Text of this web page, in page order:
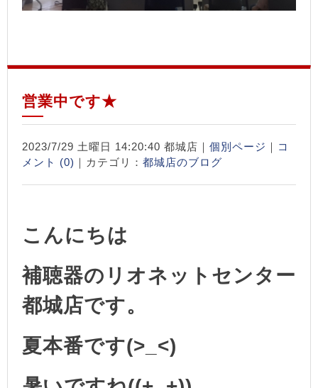
営業中です★
2023/7/29 土曜日 14:20:40 都城店｜ 個別ページ ｜ コ
メント (0) ｜カテゴリ： 都城店のブログ
こんにちは
補聴器のリオネットセンター
都城店です。
夏本番です(>_<)